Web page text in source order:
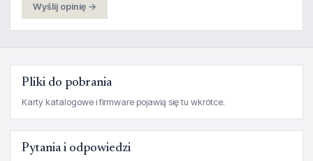
Wyślij opinię →
Pliki do pobrania
Karty katalogowe i firmware pojawią się tu wkrótce.
Pytania i odpowiedzi